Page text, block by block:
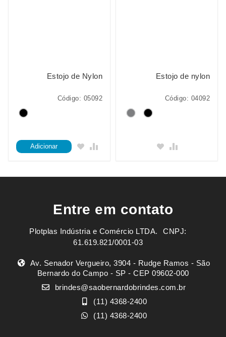
Estojo de Nylon
Código: 05092
Adicionar
Estojo de nylon
Código: 04092
Entre em contato
Plotplas Indústria e Comércio LTDA. ㅤㅤㅤ CNPJ:
61.619.821/0001-03
Av. Senador Vergueiro, 3904 - Rudge Ramos - São
Bernardo do Campo - SP - CEP 09602-000
brindes@saobernardobrindes.com.br
(11) 4368-2400
(11) 4368-2400